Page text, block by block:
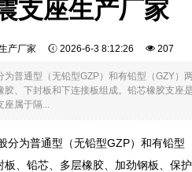
支座生产厂家
生产厂家 2026-6-3 8:12:26 207
普通型（无铅型GZP）和有铅型（GZY
、下封板和下连接板组成。铅芯橡胶支座
座属于隔...
为普通型（无铅型GZP）和有铅型
、铅芯、多层橡胶、加劲钢板、保